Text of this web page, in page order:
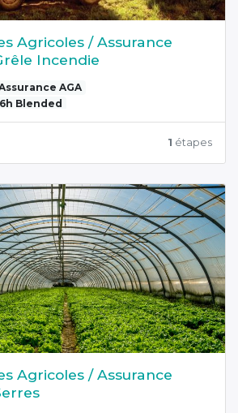
Agricoles / Assurance
Incendie
AGA
Blended
1 étapes
Agricoles / Assurance